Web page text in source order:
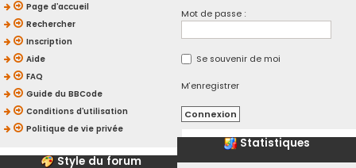
Page d’accueil
Rechercher
Inscription
Aide
FAQ
Guide du BBCode
Conditions d’utilisation
Politique de vie privée
Style du forum
Mot de passe :
Se souvenir de moi
M’enregistrer
Statistiques